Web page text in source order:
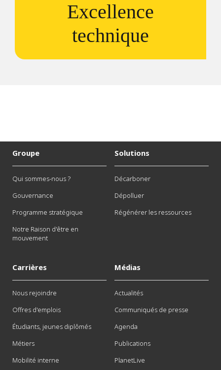
Excellence
technique
Groupe
Qui sommes-nous ?
Gouvernance
Programme stratégique
Notre Raison d'être en
mouvement
Solutions
Décarboner
Dépolluer
Régénérer les ressources
Carrières
Nous rejoindre
Offres d'emplois
Étudiants, jeunes diplômés
Métiers
Mobilité interne
Médias
Actualités
Communiqués de presse
Agenda
Publications
PlanetLive